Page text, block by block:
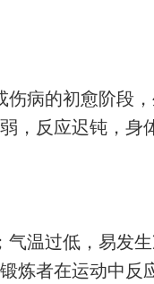
病的初愈阶段
，反应迟钝，身
温过低，易发
炼者在运动中反